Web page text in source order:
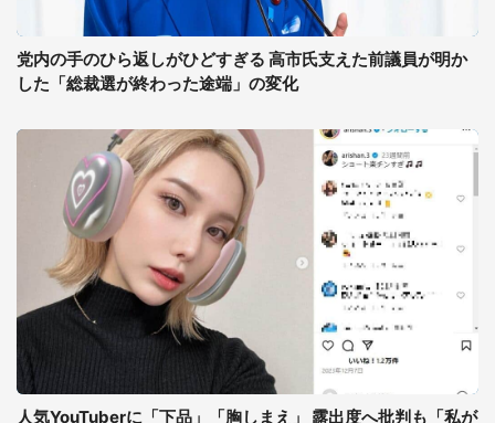
党内の手のひら返しがひどすぎる 高市氏支えた前議員が明か
した「総裁選が終わった途端」の変化
人気YouTuberに「下品」「胸しまえ」 露出度へ批判も「私が